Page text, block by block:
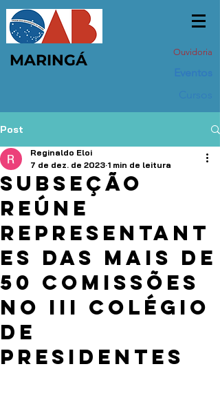
MARINGÁ Ouvidoria
Post
Subseção
reúne
representant
es das mais de
50 comissões
no III Colégio
de
Presidentes
Reginaldo Eloi
7 de dez. de 2023 1 min de leitura